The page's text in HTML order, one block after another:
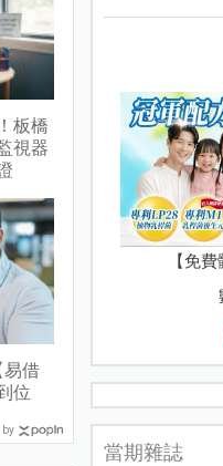
板橋
視器
易借
位
by
【免
當期雜誌